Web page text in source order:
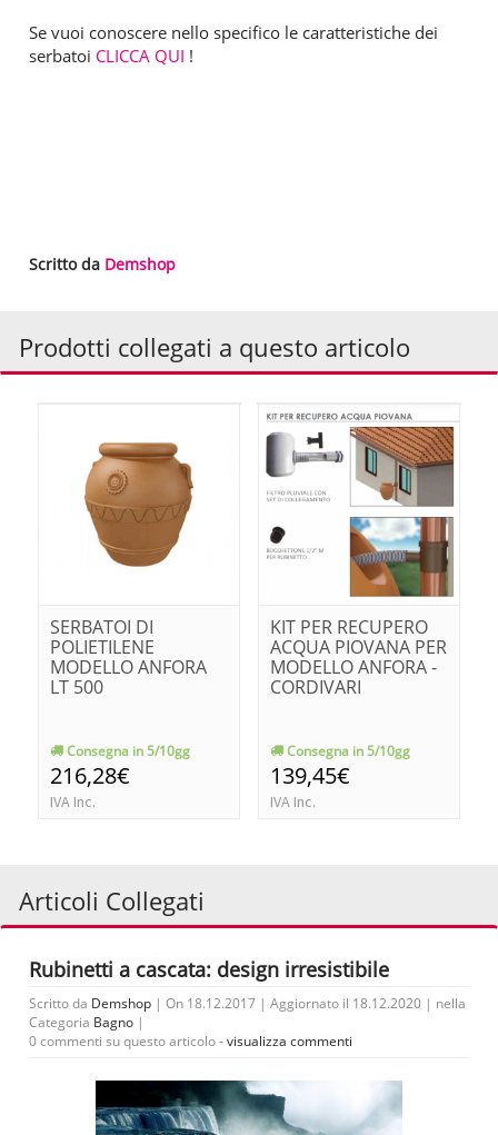
Se vuoi conoscere nello specifico le caratteristiche dei
serbatoi CLICCA QUI !
Scritto da Demshop
Prodotti collegati a questo articolo
SERBATOI DI
POLIETILENE
MODELLO ANFORA
LT 500
Consegna in 5/10gg
216,28€
IVA Inc.
KIT PER RECUPERO
ACQUA PIOVANA PER
MODELLO ANFORA -
CORDIVARI
Consegna in 5/10gg
139,45€
IVA Inc.
Articoli Collegati
Rubinetti a cascata: design irresistibile
Scritto da Demshop | On 18.12.2017 | Aggiornato il 18.12.2020 | nella
Categoria Bagno |
0 commenti su questo articolo -visualizza commenti